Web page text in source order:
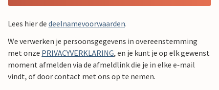
Lees hier de deelnamevoorwaarden.
We verwerken je persoonsgegevens in overeenstemming
met onze PRIVACYVERKLARING, en je kunt je op elk gewenst
moment afmelden via de afmeldlink die je in elke e-mail
vindt, of door contact met ons op te nemen.